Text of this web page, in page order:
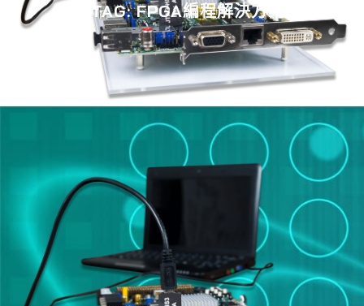
JTAG: FPGA編程解決方案